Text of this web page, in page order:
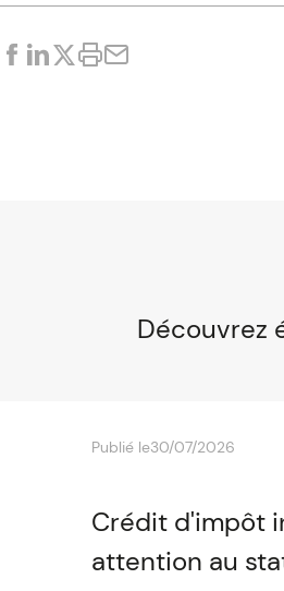
Découvrez
Publié le30/07/2026
Crédit d'impôt
attention au